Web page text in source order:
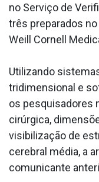
no Serviço de
três preparados
Weill Cornell
Utilizando
tridimensional e
os pesquisadores
cirúrgica,
visibilização de
cerebral média, a
comunicante